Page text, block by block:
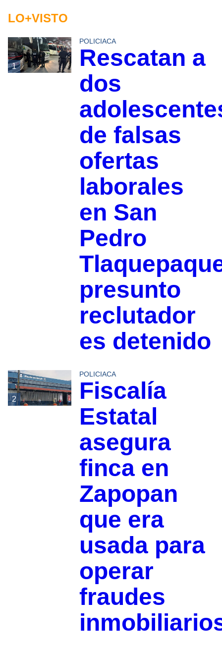
LO+VISTO
1
POLICIACA
Rescatan a
dos
de falsas
ofertas
laborales
en San
Pedro
presunto
reclutador
es detenido
2
POLICIACA
Fiscalía
Estatal
asegura
finca en
Zapopan
que era
usada para
operar
fraudes